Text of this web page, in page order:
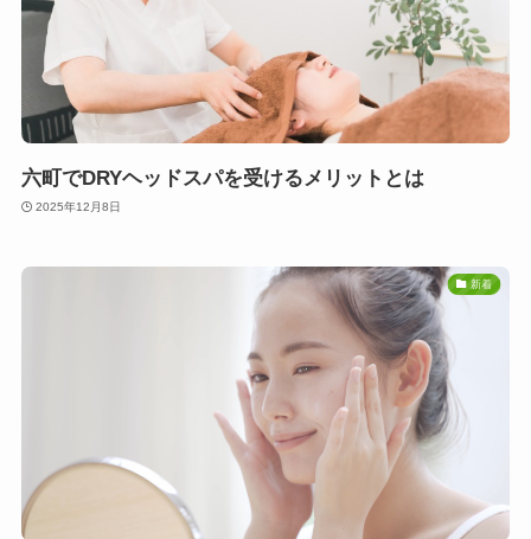
六町でDRYヘッドスパを受けるメリットとは
2025年12月8日
新着